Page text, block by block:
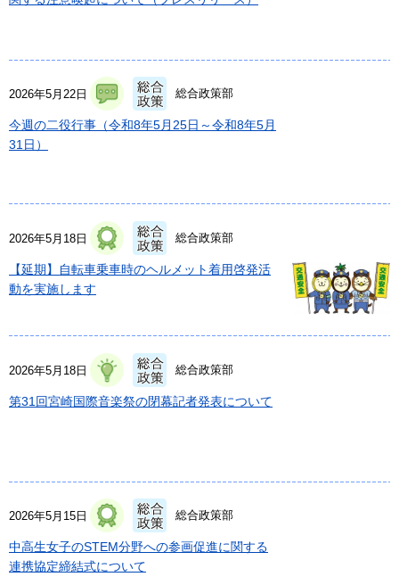
2026年5月22日 総合政策部
今週の二役行事（令和8年5月25日～令和8年5月
31日）
2026年5月18日 総合政策部
【延期】自転車乗車時のヘルメット着用啓発活
動を実施します
2026年5月18日 総合政策部
第31回宮崎国際音楽祭の閉幕記者発表について
2026年5月15日 総合政策部
中高生女子のSTEM分野への参画促進に関する
連携協定締結式について